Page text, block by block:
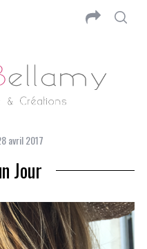
avril 2017
Jour